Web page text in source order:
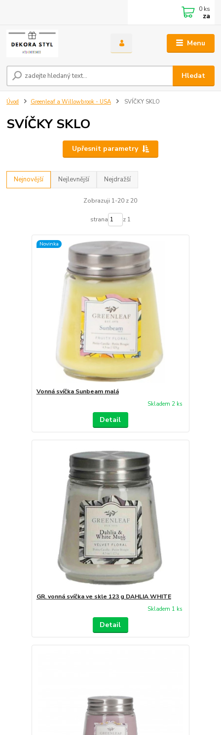
Menu
Hledat
0 ks
za
Úvod Greenleaf a Willowbrook - USA SVÍČKY SKLO
SVÍČKY SKLO
Upřesnit parametry
Nejnovější Nejlevnější Nejdražší
Zobrazuji 1-20 z 20
strana z 1
Novinka
Vonná svíčka Sunbeam malá
Skladem 2 ks
Detail
GR. vonná svíčka ve skle 123 g DAHLIA WHITE
Skladem 1 ks
Detail